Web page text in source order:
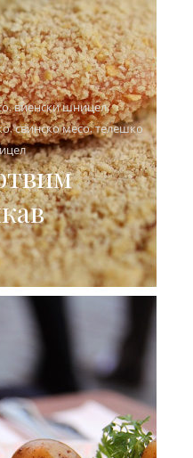
,виенски шницел,
,свинско месо,телешко